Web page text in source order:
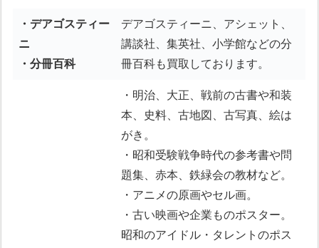
・デアゴスティー
ニ
・分冊百科
デアゴスティーニ、アシェット、
講談社、集英社、小学館などの分
冊百科も買取しております。
・明治、大正、戦前の古書や和装
本、史料、古地図、古写真、絵は
がき。
・昭和受験戦争時代の参考書や問
題集、赤本、鉄緑会の教材など。
・アニメの原画やセル画。
・古い映画や企業ものポスター。
昭和のアイドル・タレントのポス